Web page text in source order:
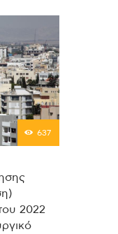
637
2022